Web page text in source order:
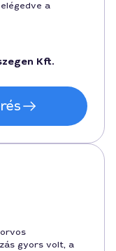
a
Kft.
gyors volt, a